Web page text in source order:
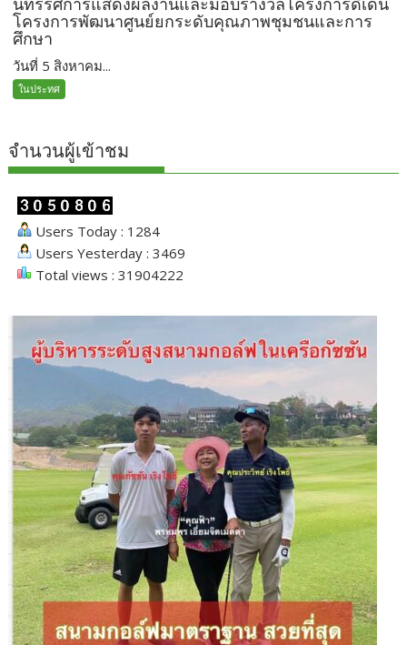
นิทรรศการแสดงผลงานและมอบรางวัลโครงการดีเด่น
โครงการพัฒนาศูนย์ยกระดับคุณภาพชุมชนและการ
ศึกษา
วันที่ 5 สิงหาคม...
ในประทศ
จำนวนผู้เข้าชม
Users Today : 1284
Users Yesterday : 3469
Total views : 31904222